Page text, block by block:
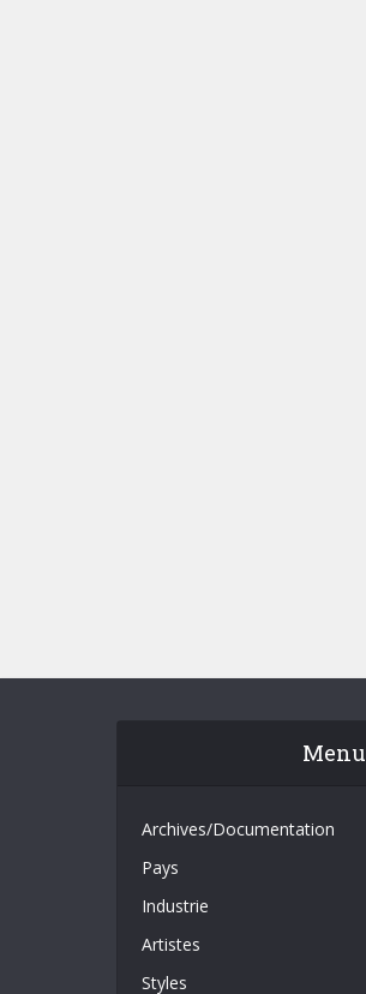
Menu
Archives/Documentation
Pays
Industrie
Artistes
Styles